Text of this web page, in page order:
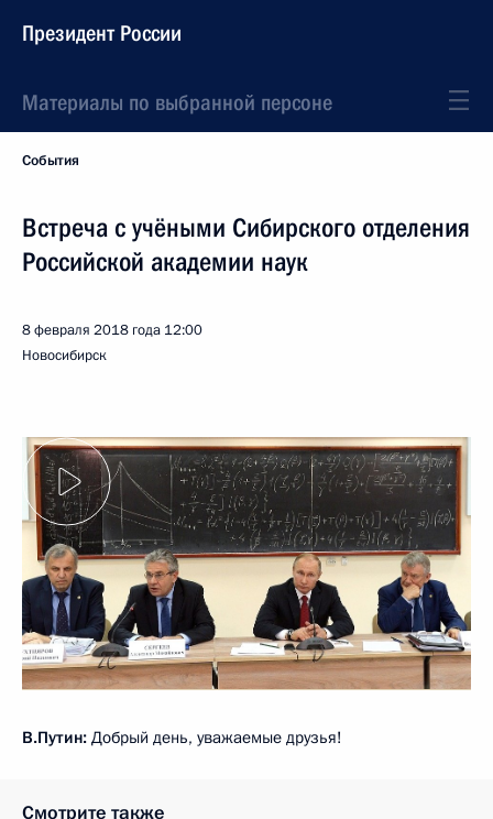
Президент России
Материалы по выбранной персоне
События
Встреча с учёными Сибирского отделения
Российской академии наук
8 февраля 2018 года 12:00
Новосибирск
В.Путин: Добрый день, уважаемые друзья!
Смотрите также